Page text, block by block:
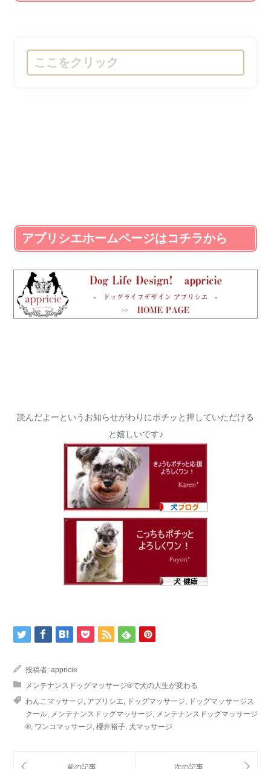
ここをクリック
アプリシエホームページはコチラから
読んだよーというお知らせがわりにポチッと押していただける
と嬉しいです♪
投稿者: appricie
メンテナンスドッグマッサージ®で犬の人生が変わる
わんこマッサージ, アプリシエ, ドッグマッサージ, ドッグマッサージス
クール, メンテナンスドッグマッサージ, メンテナンスドッグマッサージ
®, ワンコマッサージ, 櫻井裕子, 犬マッサージ